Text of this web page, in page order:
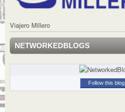
Viajero Millero
NETWORKEDBLOGS
Follow this blog